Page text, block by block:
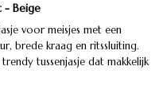
- Beige
voor meisjes met een
brede kraag en ritssluiting.
tussenjasje dat makkelijk